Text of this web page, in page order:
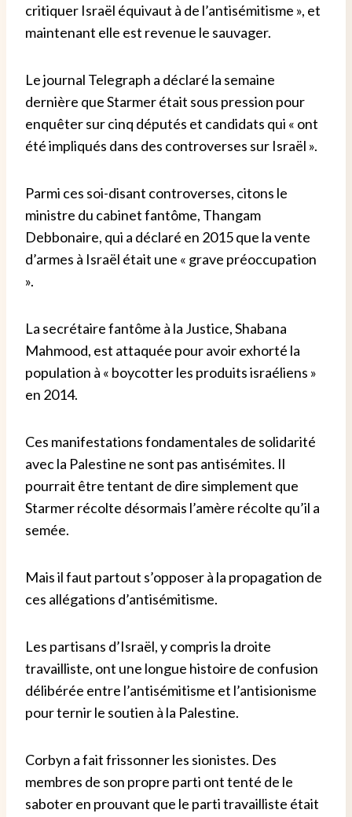
critiquer Israël équivaut à de l’antisémitisme », et
maintenant elle est revenue le sauvager.
Le journal Telegraph a déclaré la semaine
dernière que Starmer était sous pression pour
enquêter sur cinq députés et candidats qui « ont
été impliqués dans des controverses sur Israël ».
Parmi ces soi-disant controverses, citons le
ministre du cabinet fantôme, Thangam
Debbonaire, qui a déclaré en 2015 que la vente
d’armes à Israël était une « grave préoccupation
».
La secrétaire fantôme à la Justice, Shabana
Mahmood, est attaquée pour avoir exhorté la
population à « boycotter les produits israéliens »
en 2014.
Ces manifestations fondamentales de solidarité
avec la Palestine ne sont pas antisémites. Il
pourrait être tentant de dire simplement que
Starmer récolte désormais l’amère récolte qu’il a
semée.
Mais il faut partout s’opposer à la propagation de
ces allégations d’antisémitisme.
Les partisans d’Israël, y compris la droite
travailliste, ont une longue histoire de confusion
délibérée entre l’antisémitisme et l’antisionisme
pour ternir le soutien à la Palestine.
Corbyn a fait frissonner les sionistes. Des
membres de son propre parti ont tenté de le
saboter en prouvant que le parti travailliste était